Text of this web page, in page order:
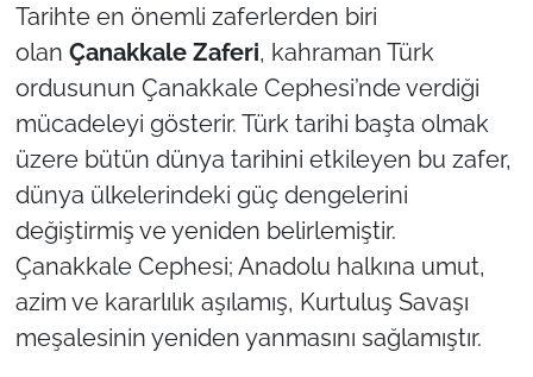
Tarihte en önemli zaferlerden biri
olan Çanakkale Zaferi, kahraman Türk
ordusunun Çanakkale Cephesi’nde verdiği
mücadeleyi gösterir. Türk tarihi başta olmak
üzere bütün dünya tarihini etkileyen bu zafer,
dünya ülkelerindeki güç dengelerini
değiştirmiş ve yeniden belirlemiştir.
Çanakkale Cephesi; Anadolu halkına umut,
azim ve kararlılık aşılamış, Kurtuluş Savaşı
meşalesinin yeniden yanmasını sağlamıştır.
KIRKLARELİ
ÇANAKKALE
TÜRKİYE
Bölge
Güvenlik
Genel